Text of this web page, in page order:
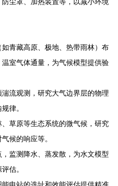
如青藏高原、极地、热带雨林）布
室气体通量，为气候模型提供验
湍流观测，研究大气边界层的物理
律。
、草原等生态系统的微气候，研究
候的响应等。
，监测降水、蒸发散，为水文模型
估。